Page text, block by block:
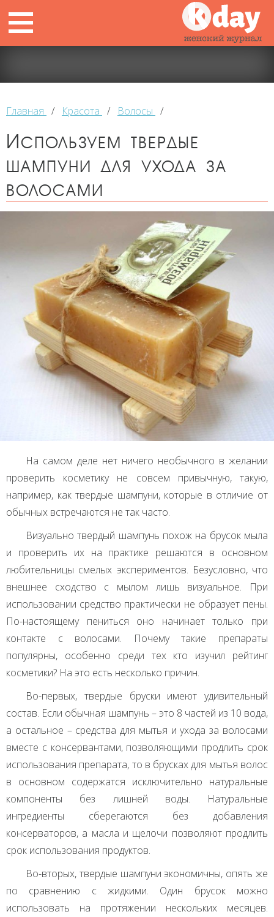
Главная / Красота / Волосы /
Используем твердые
шампуни для ухода за
волосами
На самом деле нет ничего необычного в желании
проверить косметику не совсем привычную, такую,
например, как твердые шампуни, которые в отличие от
обычных встречаются не так часто.
Визуально твердый шампунь похож на брусок мыла
и проверить их на практике решаются в основном
любительницы смелых экспериментов. Безусловно, что
внешнее сходство с мылом лишь визуальное. При
использовании средство практически не образует пены.
По-настоящему пениться оно начинает только при
контакте с волосами. Почему такие препараты
популярны, особенно среди тех кто изучил рейтинг
косметики? На это есть несколько причин.
Во-первых, твердые бруски имеют удивительный
состав. Если обычная шампунь – это 8 частей из 10 вода,
а остальное – средства для мытья и ухода за волосами
вместе с консервантами, позволяющими продлить срок
использования препарата, то в брусках для мытья волос
в основном содержатся исключительно натуральные
компоненты без лишней воды. Натуральные
ингредиенты сберегаются без добавления
консерваторов, а масла и щелочи позволяют продлить
срок использования продуктов.
Во-вторых, твердые шампуни экономичны, опять же
по сравнению с жидкими. Один брусок можно
использовать на протяжении нескольких месяцев.